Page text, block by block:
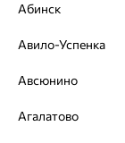
Абинск
Авило-Успенка
Авсюнино
Агалатово